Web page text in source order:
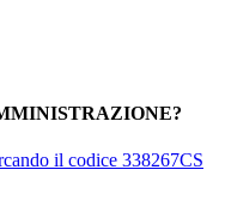
il codice 338267CS